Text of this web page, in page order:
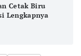
Cetak Biru
Lengkapnya